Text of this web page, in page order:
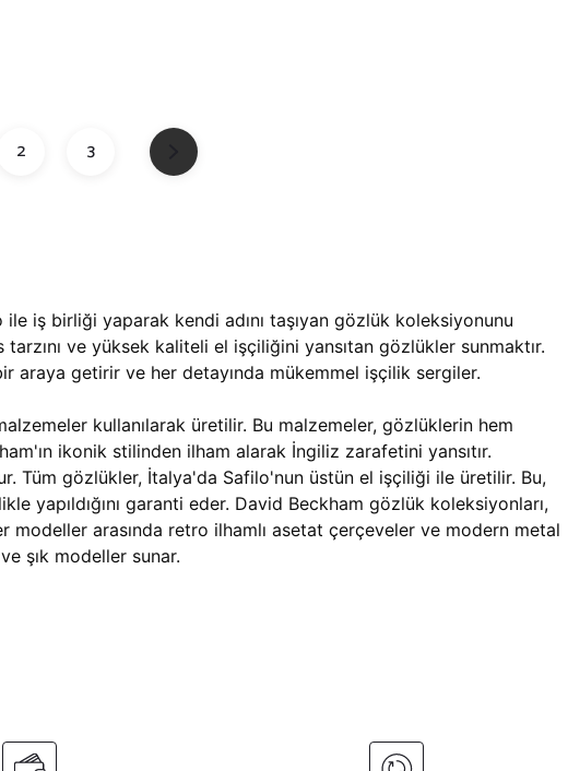
2 3
iş birliği yaparak kendi adını taşıyan gözlük koleksiyonunu
ve yüksek kaliteli el işçiliğini yansıtan gözlükler sunmaktır.
araya getirir ve her detayında mükemmel işçilik sergiler.
kullanılarak üretilir. Bu malzemeler, gözlüklerin hem
ikonik stilinden ilham alarak İngiliz zarafetini yansıtır.
Tüm gözlükler, İtalya'da Safilo'nun üstün el işçiliği ile üretilir. Bu,
yapıldığını garanti eder. David Beckham gözlük koleksiyonları,
arasında retro ilhamlı asetat çerçeveler ve modern metal
şık modeller sunar.